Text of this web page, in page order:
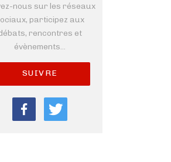
nous sur les réseaux
participez aux
rencontres et
évènements...
SUIVRE